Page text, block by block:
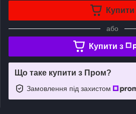
Купити
або
Купити з
Що таке купити з Пром?
Замовлення під захистом